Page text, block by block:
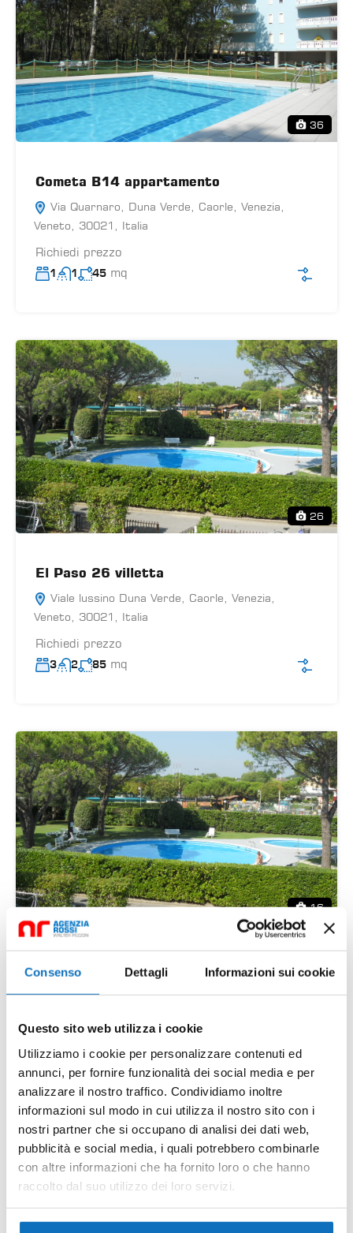
Consenso Dettagli Informazioni sui cookie
Questo sito web utilizza i cookie
Utilizziamo i cookie per personalizzare contenuti ed
annunci, per fornire funzionalità dei social media e per
analizzare il nostro traffico. Condividiamo inoltre
informazioni sul modo in cui utilizza il nostro sito con i
nostri partner che si occupano di analisi dei dati web,
pubblicità e social media, i quali potrebbero combinarle
con altre informazioni che ha fornito loro o che hanno
raccolto dal suo utilizzo dei loro servizi.
36
Cometa B14 appartamento
Via Quarnaro, Duna Verde, Caorle, Venezia,
Veneto, 30021, Italia
Richiedi prezzo
1 1 45 mq
26
El Paso 26 villetta
Viale lussino Duna Verde, Caorle, Venezia,
Veneto, 30021, Italia
Richiedi prezzo
3 2 85 mq
16
El paso 4 villetta
Richiedi prezzo
2 2 85 mq